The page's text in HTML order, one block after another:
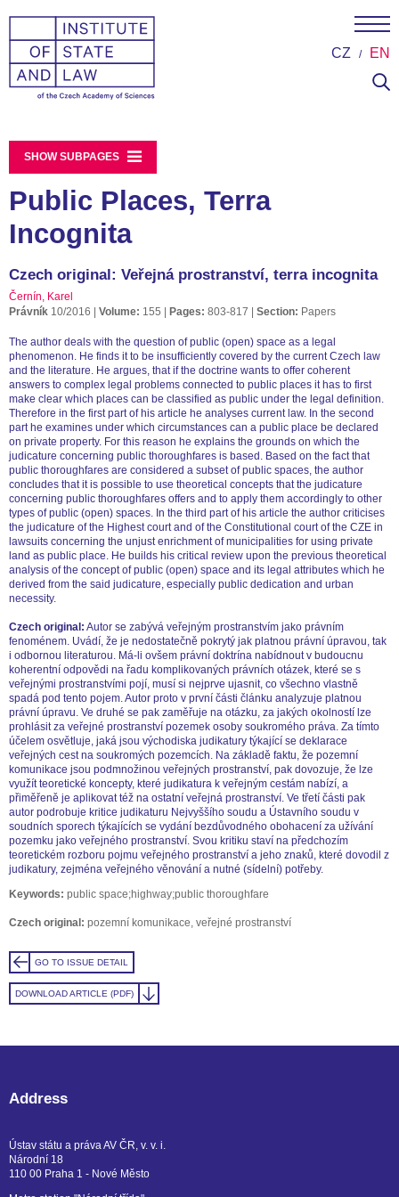
CZ EN
SHOW SUBPAGES
Public Places, Terra
Incognita
Czech original: Veřejná prostranství, terra incognita
Černín, Karel
Právník 10/2016 Volume: 155 Pages: 803-817 Section: Papers
The author deals with the question of public (open) space as a legal
phenomenon. He finds it to be insufficiently covered by the current Czech law
and the literature. He argues, that if the doctrine wants to offer coherent
answers to complex legal problems connected to public places it has to first
make clear which places can be classified as public under the legal definition.
Therefore in the first part of his article he analyses current law. In the second
part he examines under which circumstances can a public place be declared
on private property. For this reason he explains the grounds on which the
judicature concerning public thoroughfares is based. Based on the fact that
public thoroughfares are considered a subset of public spaces, the author
concludes that it is possible to use theoretical concepts that the judicature
concerning public thoroughfares offers and to apply them accordingly to other
types of public (open) spaces. In the third part of his article the author criticises
the judicature of the Highest court and of the Constitutional court of the CZE in
lawsuits concerning the unjust enrichment of municipalities for using private
land as public place. He builds his critical review upon the previous theoretical
analysis of the concept of public (open) space and its legal attributes which he
derived from the said judicature, especially public dedication and urban
necessity.
Czech original: Autor se zabývá veřejným prostranstvím jako právním
fenoménem. Uvádí, že je nedostatečně pokrytý jak platnou právní úpravou, tak
i odbornou literaturou. Má-li ovšem právní doktrína nabídnout v budoucnu
koherentní odpovědi na řadu komplikovaných právních otázek, které se s
veřejnými prostranstvími pojí, musí si nejprve ujasnit, co všechno vlastně
spadá pod tento pojem. Autor proto v první části článku analyzuje platnou
právní úpravu. Ve druhé se pak zaměřuje na otázku, za jakých okolností lze
prohlásit za veřejné prostranství pozemek osoby soukromého práva. Za tímto
účelem osvětluje, jaká jsou východiska judikatury týkající se deklarace
veřejných cest na soukromých pozemcích. Na základě faktu, že pozemní
komunikace jsou podmnožinou veřejných prostranství, pak dovozuje, že lze
využít teoretické koncepty, které judikatura k veřejným cestám nabízí, a
přiměřeně je aplikovat též na ostatní veřejná prostranství. Ve třetí části pak
autor podrobuje kritice judikaturu Nejvyššího soudu a Ústavního soudu v
soudních sporech týkajících se vydání bezdůvodného obohacení za užívání
pozemku jako veřejného prostranství. Svou kritiku staví na předchozím
teoretickém rozboru pojmu veřejného prostranství a jeho znaků, které dovodil z
judikatury, zejména veřejného věnování a nutné (sídelní) potřeby.
Keywords: public space;highway;public thoroughfare
Czech original: pozemní komunikace, veřejné prostranství
GO TO ISSUE DETAIL
DOWNLOAD ARTICLE (PDF)
Address
Ústav státu a práva AV ČR, v. v. i.
Národní 18
110 00 Praha 1 - Nové Město